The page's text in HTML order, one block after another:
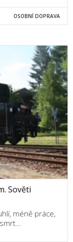
OSOBNÍ DOPRAVA
Sověti
méně práce,